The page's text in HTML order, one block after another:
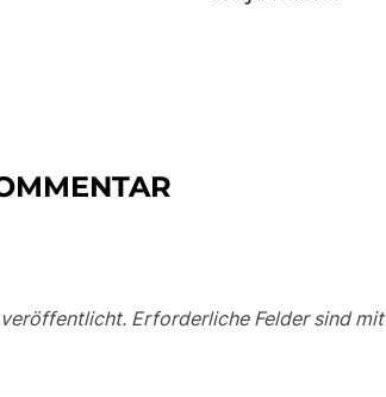
Erforderliche Felder sind mit